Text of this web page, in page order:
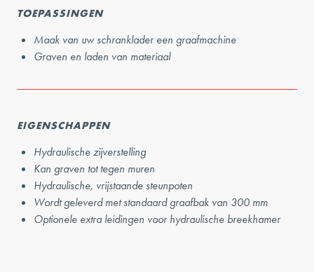
TOEPASSINGEN
Maak van uw schranklader een graafmachine
Graven en laden van materiaal
EIGENSCHAPPEN
Hydraulische zijverstelling
Kan graven tot tegen muren
Hydraulische, vrijstaande steunpoten
Wordt geleverd met standaard graafbak van 300 mm
Optionele extra leidingen voor hydraulische breekhamer